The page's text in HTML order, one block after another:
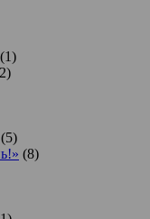
(1)
(5)
(8)